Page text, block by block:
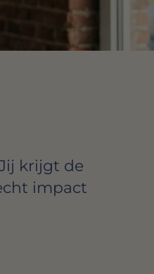
krijgt de
impact